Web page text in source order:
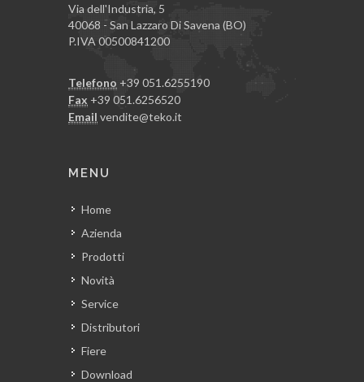
Via dell'Industria, 5
40068 - San Lazzaro Di Savena (BO)
P.IVA 00500841200
Telefono +39 051.6255190
Fax +39 051.6256520
Email vendite@teko.it
MENU
Home
Azienda
Prodotti
Novità
Service
Distributori
Fiere
Download